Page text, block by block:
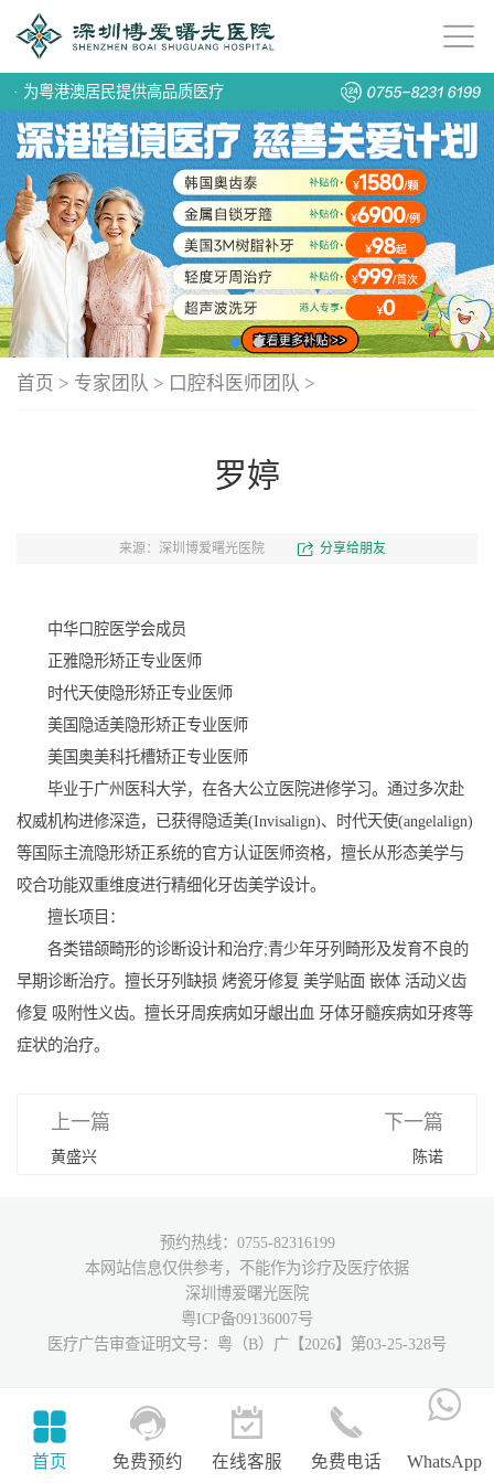
· 为粤港澳居民提供高品质医疗
首页 > 专家团队 > 口腔科医师团队 >
罗婷
来源：深圳博爱曙光医院 分享给朋友
中华口腔医学会成员
正雅隐形矫正专业医师
时代天使隐形矫正专业医师
美国隐适美隐形矫正专业医师
美国奥美科托槽矫正专业医师
毕业于广州医科大学，在各大公立医院进修学习。通过多次赴
权威机构进修深造，已获得隐适美(Invisalign)、时代天使(angelalign)
等国际主流隐形矫正系统的官方认证医师资格，擅长从形态美学与
咬合功能双重维度进行精细化牙齿美学设计。
擅长项目：
各类错颌畸形的诊断设计和治疗;青少年牙列畸形及发育不良的
早期诊断治疗。擅长牙列缺损 烤瓷牙修复 美学贴面 嵌体 活动义齿
修复 吸附性义齿。擅长牙周疾病如牙龈出血 牙体牙髓疾病如牙疼等
症状的治疗。
上一篇
黄盛兴
下一篇
陈诺
预约热线：0755-82316199
本网站信息仅供参考，不能作为诊疗及医疗依据
深圳博爱曙光医院
粤ICP备09136007号
医疗广告审查证明文号：粤（B）广【2026】第03-25-328号
首页 免费预约 在线客服 免费电话 WhatsApp